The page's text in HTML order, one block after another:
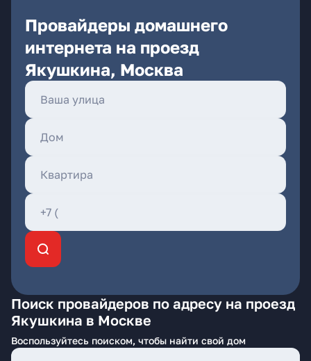
Провайдеры домашнего
интернета на проезд
Якушкина, Москва
Поиск провайдеров по адресу на проезд
Якушкина в Москве
Воспользуйтесь поиском, чтобы найти свой дом